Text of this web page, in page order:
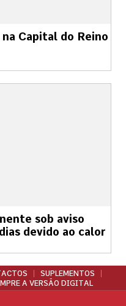
Capital do Reino
sob aviso
devido ao calor
SUPLEMENTOS
A VERSÃO DIGITAL